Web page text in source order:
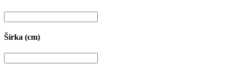
Šírka (cm)